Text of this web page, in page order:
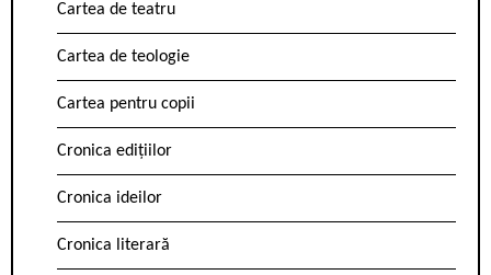
Cartea de teatru
Cartea de teologie
Cartea pentru copii
Cronica edițiilor
Cronica ideilor
Cronica literară